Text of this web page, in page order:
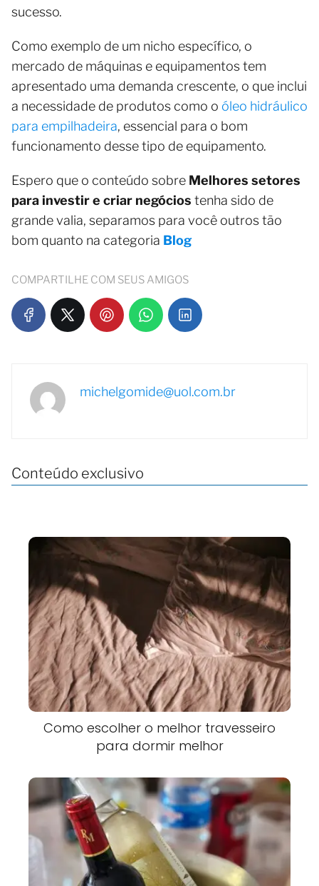
sucesso.
Como exemplo de um nicho específico, o
mercado de máquinas e equipamentos tem
apresentado uma demanda crescente, o que inclui
a necessidade de produtos como o óleo hidráulico
para empilhadeira, essencial para o bom
funcionamento desse tipo de equipamento.
Espero que o conteúdo sobre Melhores setores
para investir e criar negócios tenha sido de
grande valia, separamos para você outros tão
bom quanto na categoria Blog
COMPARTILHE COM SEUS AMIGOS
michelgomide@uol.com.br
Conteúdo exclusivo
Como escolher o melhor travesseiro
para dormir melhor